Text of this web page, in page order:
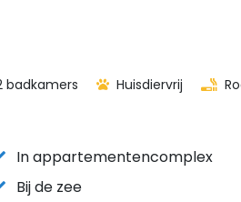
badkamers Huisdiervrij
In appartementencomplex
Bij de zee